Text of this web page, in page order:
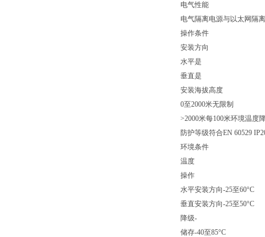
电气性能
电气隔离电源与以太网隔
操作条件
安装方向
水平是
垂直是
安装海拔高度
0至2000米无限制
>2000米每100米环境温度
防护等级符合EN 60529
环境条件
温度
操作
水平安装方向-25至60°C
垂直安装方向-25至50°C
降级-
储存-40至85°C